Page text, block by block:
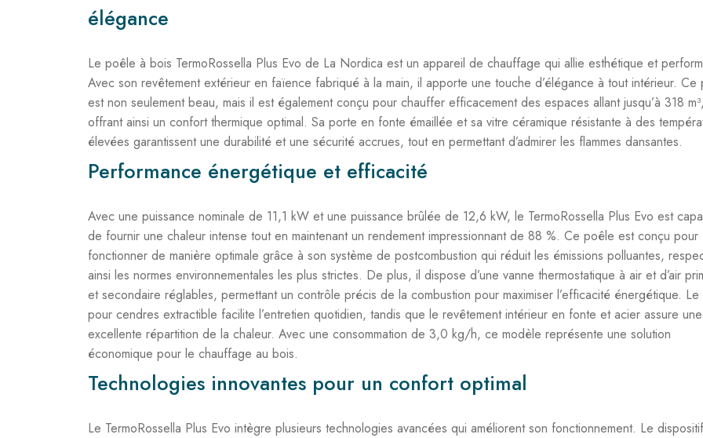
élégance
Le poêle à bois TermoRossella Plus Evo de La Nordica est un appareil de chauffage qui allie esthétique et
Avec son revêtement extérieur en faïence fabriqué à la main, il apporte une touche d’élégance à tout intérieur. Ce
est non seulement beau, mais il est également conçu pour chauffer efficacement des espaces allant jusqu’à 318 m³,
offrant ainsi un confort thermique optimal. Sa porte en fonte émaillée et sa vitre céramique résistante à des
élevées garantissent une durabilité et une sécurité accrues, tout en permettant d’admirer les flammes dansantes.
Performance énergétique et efficacité
Avec une puissance nominale de 11,1 kW et une puissance brûlée de 12,6 kW, le TermoRossella Plus Evo est
de fournir une chaleur intense tout en maintenant un rendement impressionnant de 88 %. Ce poêle est conçu pour
fonctionner de manière optimale grâce à son système de postcombustion qui réduit les émissions polluantes,
ainsi les normes environnementales les plus strictes. De plus, il dispose d’une vanne thermostatique à air et d’air
et secondaire réglables, permettant un contrôle précis de la combustion pour maximiser l’efficacité énergétique. Le
pour cendres extractible facilite l’entretien quotidien, tandis que le revêtement intérieur en fonte et acier assure une
excellente répartition de la chaleur. Avec une consommation de 3,0 kg/h, ce modèle représente une solution
économique pour le chauffage au bois.
Technologies innovantes pour un confort optimal
Le TermoRossella Plus Evo intègre plusieurs technologies avancées qui améliorent son fonctionnement. Le